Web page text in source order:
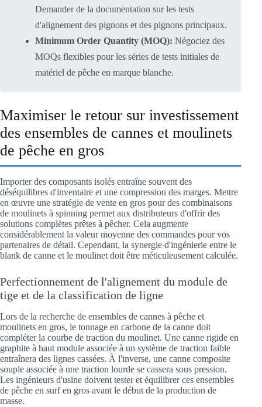
Demander de la documentation sur les tests
d'alignement des pignons et des pignons principaux.
Minimum Order Quantity (MOQ): Négociez des
MOQs flexibles pour les séries de tests initiales de
matériel de pêche en marque blanche.
Maximiser le retour sur investissement
des ensembles de cannes et moulinets
de pêche en gros
Importer des composants isolés entraîne souvent des
déséquilibres d'inventaire et une compression des marges. Mettre
en œuvre une stratégie de vente en gros pour des combinaisons
de moulinets à spinning permet aux distributeurs d'offrir des
solutions complètes prêtes à pêcher. Cela augmente
considérablement la valeur moyenne des commandes pour vos
partenaires de détail. Cependant, la synergie d'ingénierie entre le
blank de canne et le moulinet doit être méticuleusement calculée.
Perfectionnement de l'alignement du module de
tige et de la classification de ligne
Lors de la recherche de ensembles de cannes à pêche et
moulinets en gros, le tonnage en carbone de la canne doit
compléter la courbe de traction du moulinet. Une canne rigide en
graphite à haut module associée à un système de traction faible
entraînera des lignes cassées. À l'inverse, une canne composite
souple associée à une traction lourde se cassera sous pression.
Les ingénieurs d'usine doivent tester et équilibrer ces ensembles
de pêche en surf en gros avant le début de la production de
masse.